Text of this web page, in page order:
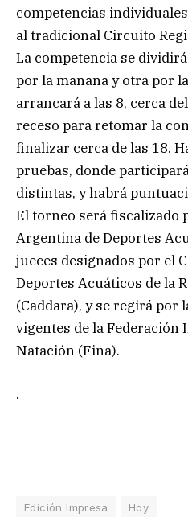
competencias
al tradicional Circuito
La competencia se
por la mañana y otra por
arrancará a las 8, cerca
receso para retomar la
finalizar cerca de las 18.
pruebas, donde
distintas, y habrá
El torneo será fiscalizado
Argentina de Deportes
jueces designados por el
Deportes Acuáticos de la
(Caddara), y se regirá por
vigentes de la Federación
Natación (Fina).
.
Edición Impresa Hoy